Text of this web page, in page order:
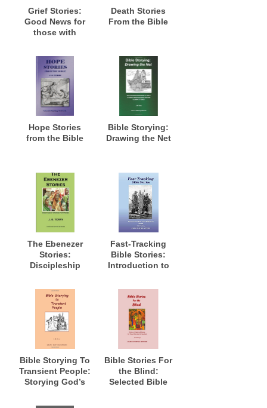
Grief Stories:
Good News for
those with
Grief
Death Stories
From the Bible
Hope Stories
from the Bible
Bible Storying:
Drawing the Net
The Ebenezer
Stories:
Discipleship
Fast-Tracking
Bible Stories:
Introduction to
Models
Bible Storying To
Transient People:
Storying God’s
Bible Stories For
the Blind:
Selected Bible